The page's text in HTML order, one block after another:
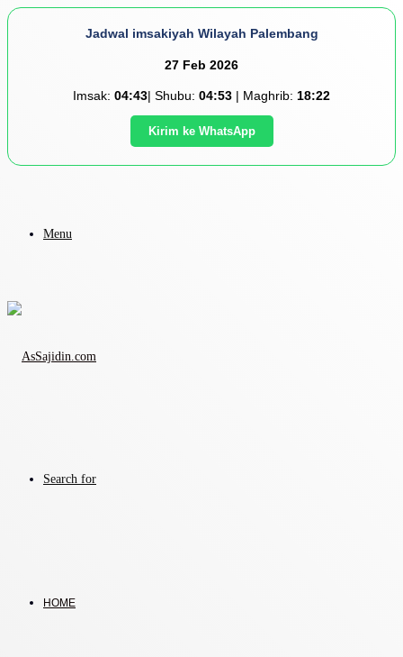
Jadwal imsakiyah Wilayah Palembang
27 Feb 2026
Imsak: 04:43| Shubu: 04:53 | Maghrib: 18:22
Kirim ke WhatsApp
Menu
Search for
HOME